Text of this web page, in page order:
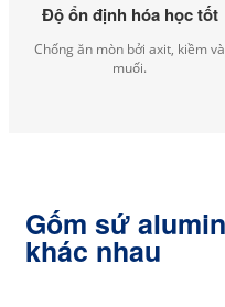
Độ ổn định hóa học tốt
Chống ăn mòn bởi axit, kiềm và
muối.
Gốm sứ
khác nhau